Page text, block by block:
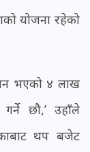
योजना रहेको
भएको ४ लाख
छौ,’ उहाँले
थप बजेट